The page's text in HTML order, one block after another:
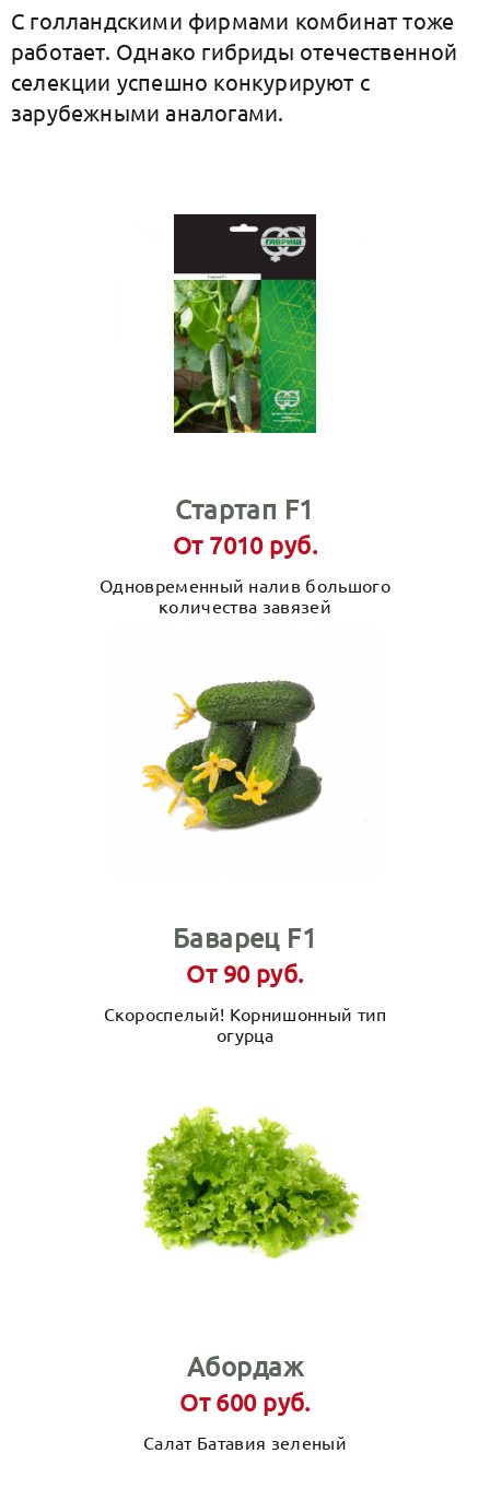
С голландскими фирмами комбинат тоже
работает. Однако гибриды отечественной
селекции успешно конкурируют с
зарубежными аналогами.
Стартап F1
От 7010 руб.
Одновременный налив большого
количества завязей
Баварец F1
От 90 руб.
Скороспелый! Корнишонный тип
огурца
Абордаж
От 600 руб.
Салат Батавия зеленый